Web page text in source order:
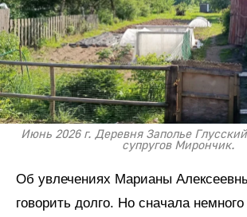
Июнь 2026 г. Деревня Заполье
супругов Мирончик.
Об увлечениях Марианы
говорить долго. Но сначала